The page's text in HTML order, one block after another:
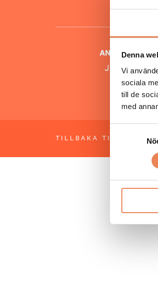
Denna
Vi
sociala
till de
med
ANSVARIG
Jonas
TILLBAKA TILL